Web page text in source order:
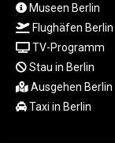
Museen Berlin
Flughäfen Berlin
TV-Programm
Stau in Berlin
Ausgehen Berlin
Taxi in Berlin